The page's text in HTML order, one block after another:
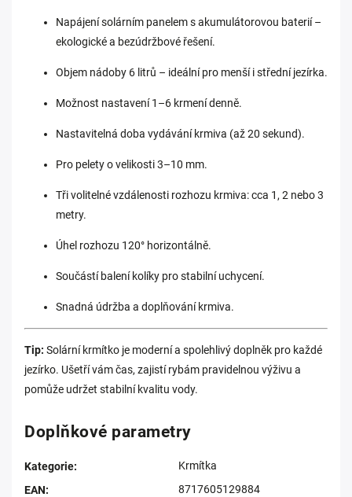
Napájení solárním panelem s akumulátorovou baterií –
ekologické a bezúdržbové řešení.
Objem nádoby 6 litrů – ideální pro menší i střední jezírka.
Možnost nastavení 1–6 krmení denně.
Nastavitelná doba vydávání krmiva (až 20 sekund).
Pro pelety o velikosti 3–10 mm.
Tři volitelné vzdálenosti rozhozu krmiva: cca 1, 2 nebo 3
metry.
Úhel rozhozu 120° horizontálně.
Součástí balení kolíky pro stabilní uchycení.
Snadná údržba a doplňování krmiva.
Tip: Solární krmítko je moderní a spolehlivý doplněk pro každé
jezírko. Ušetří vám čas, zajistí rybám pravidelnou výživu a
pomůže udržet stabilní kvalitu vody.
Doplňkové parametry
Kategorie:
Krmítka
EAN:
8717605129884